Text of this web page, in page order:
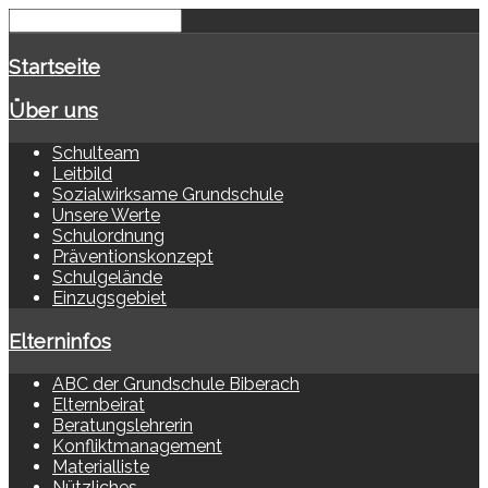
Startseite
Über uns
Schulteam
Leitbild
Sozialwirksame Grundschule
Unsere Werte
Schulordnung
Präventionskonzept
Schulgelände
Einzugsgebiet
Elterninfos
ABC der Grundschule Biberach
Elternbeirat
Beratungslehrerin
Konfliktmanagement
Materialliste